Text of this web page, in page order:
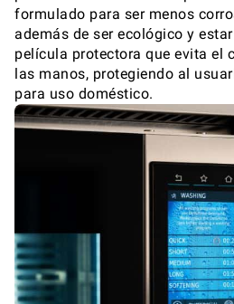
formulado para ser menos
además de ser ecológico y
película protectora que evita el
las manos, protegiendo al
para uso doméstico.